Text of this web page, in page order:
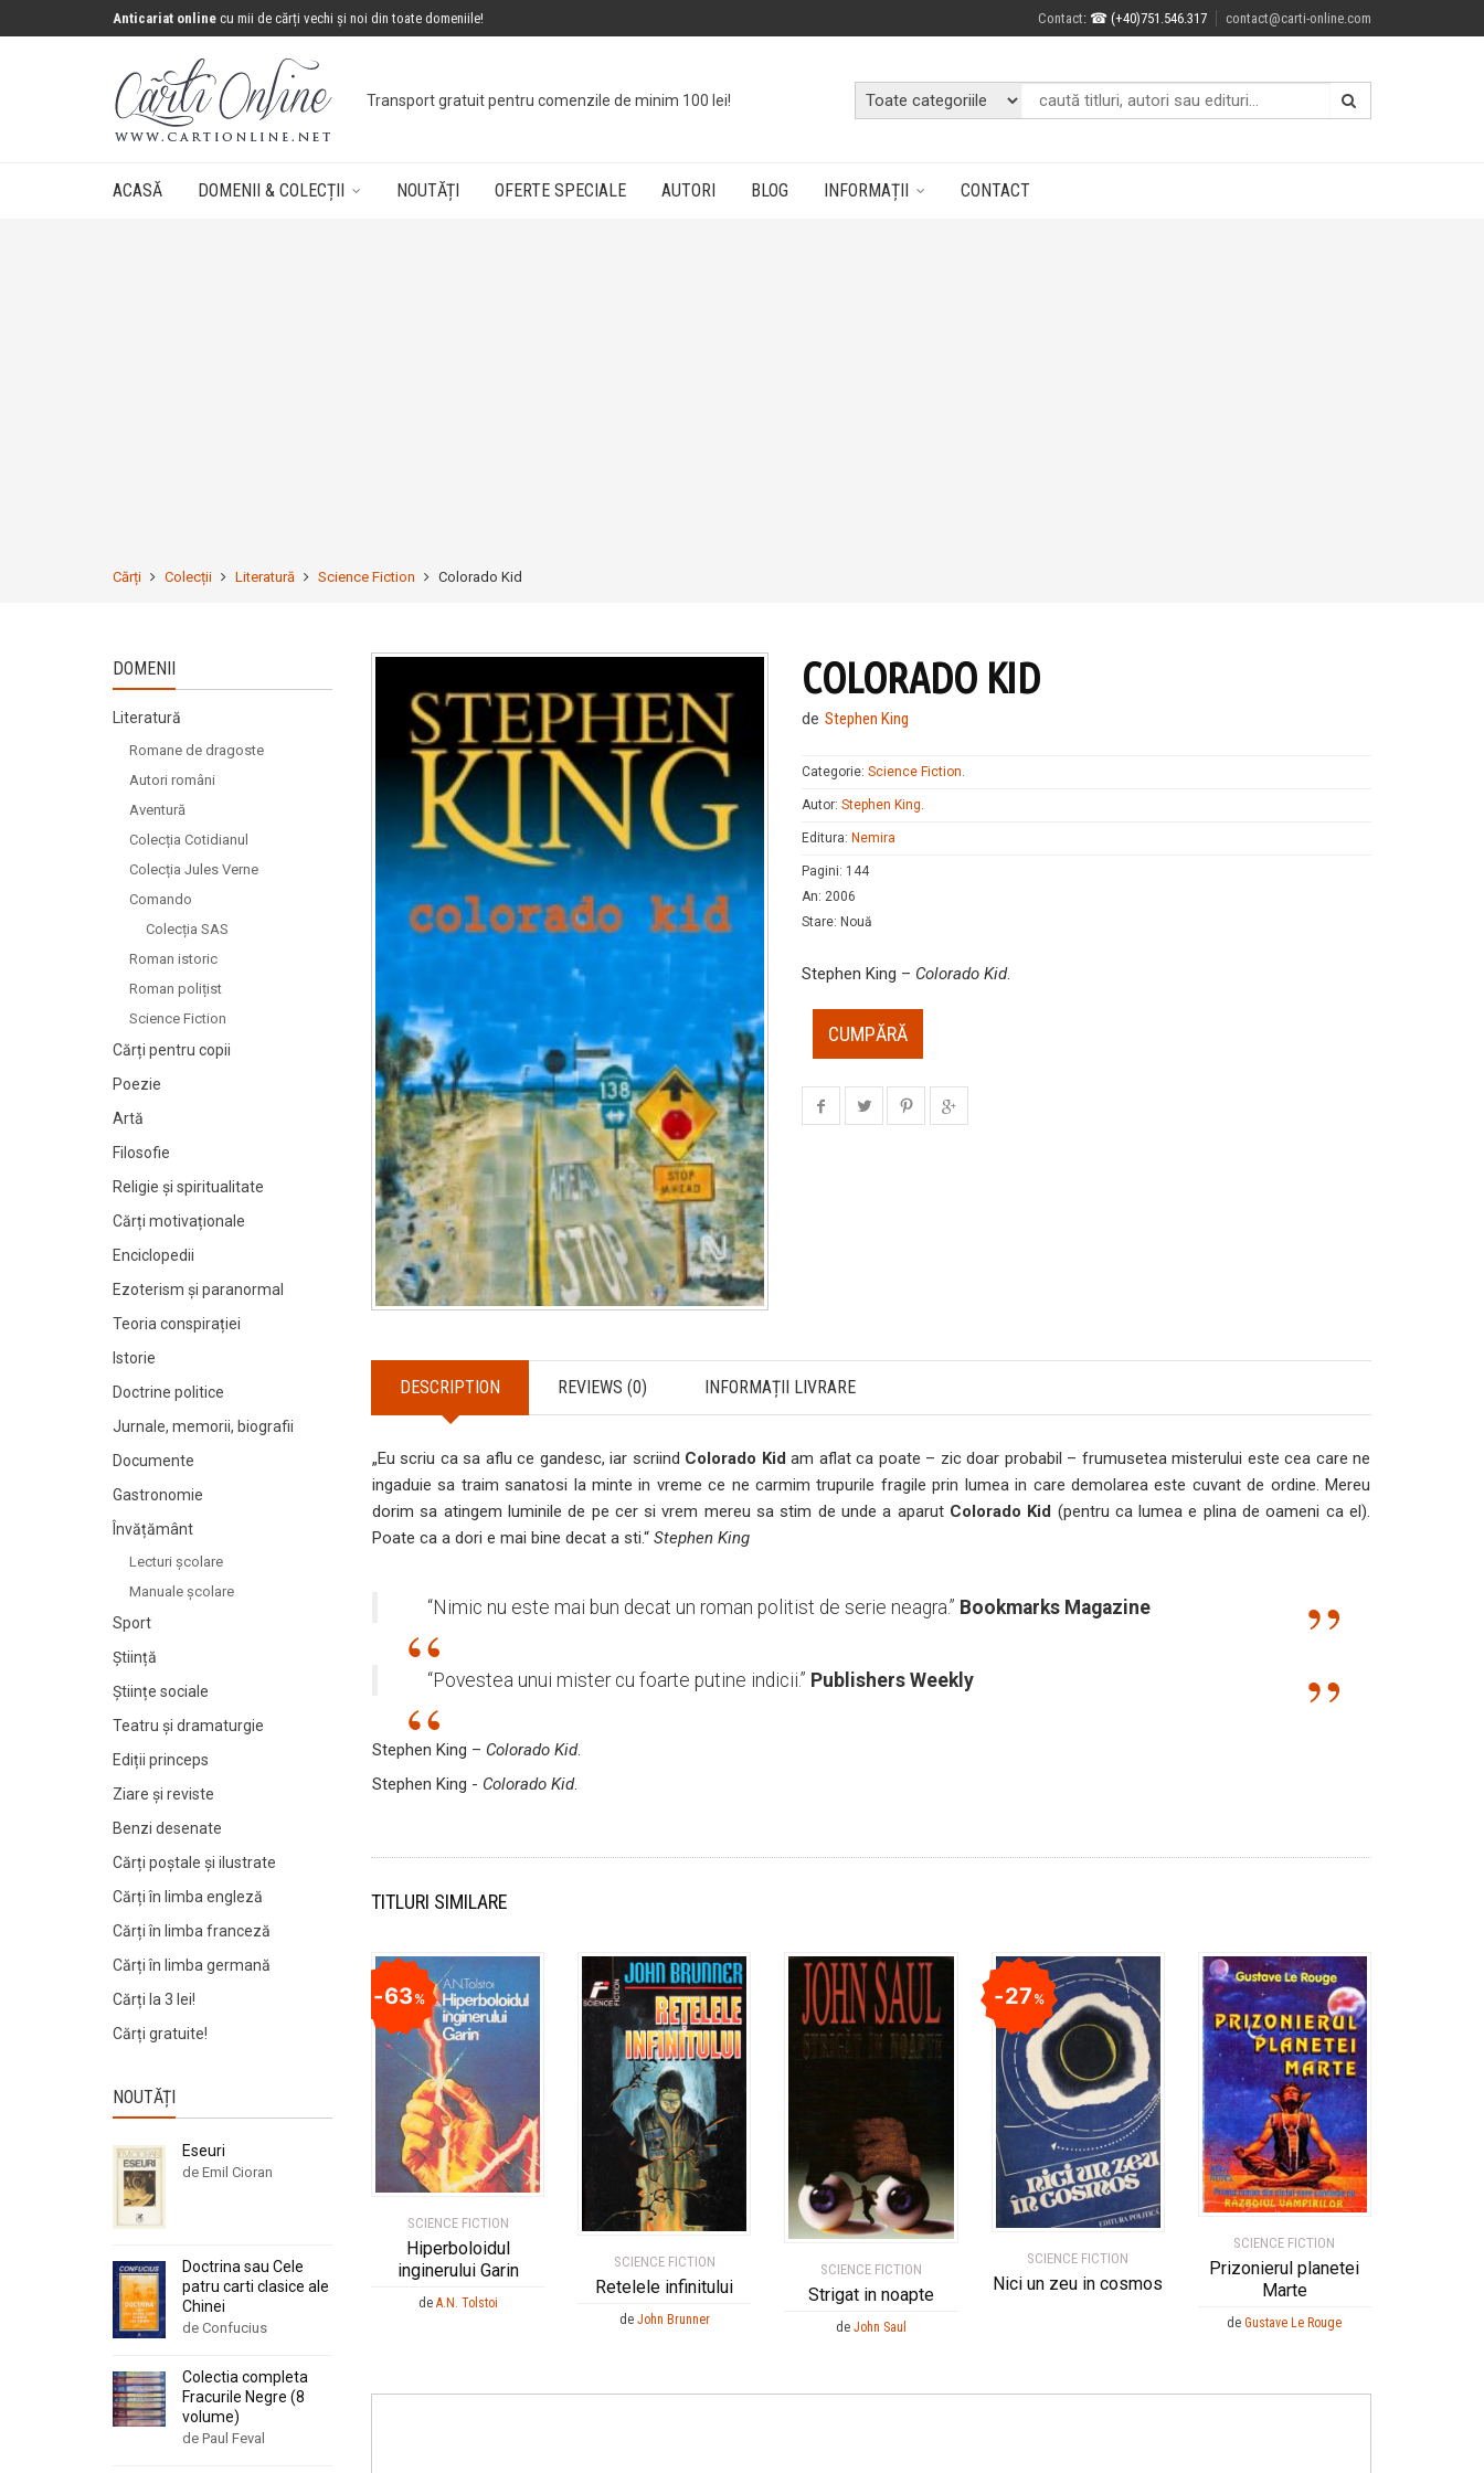
Anticariat online cu mii de cărți vechi și noi din toate domeniile! Contact: ☎ (+40)751.546.317 contact@carti-online.com
Concurs: câștigă ocutie cu cărțidând doar un click!
ACASĂ DOMENII & COLECȚII NOUTĂȚI OFERTE SPECIALE AUTORI BLOG INFORMAȚII CONTACT
Cărți Colecții Literatură Science Fiction Colorado Kid
COLORADO KID
de Stephen King
Categorie: Science Fiction.
Autor: Stephen King.
Editura: Nemira
Pagini: 144
An: 2006
Stare: Nouă
Stephen King – Colorado Kid.
CUMPĂRĂ
DESCRIPTION REVIEWS (0) INFORMAȚII LIVRARE
„Eu scriu ca sa aflu ce gandesc, iar scriind Colorado Kid am aflat ca poate – zic doar probabil – frumusetea misterului este cea care ne
ingaduie sa traim sanatosi la minte in vreme ce ne carmim trupurile fragile prin lumea in care demolarea este cuvant de ordine. Mereu
dorim sa atingem luminile de pe cer si vrem mereu sa stim de unde a aparut Colorado Kid (pentru ca lumea e plina de oameni ca el).
Poate ca a dori e mai bine decat a sti.“ Stephen King
“Nimic nu este mai bun decat un roman politist de serie neagra.” Bookmarks Magazine
“Povestea unui mister cu foarte putine indicii.” Publishers Weekly
Stephen King – Colorado Kid.
Stephen King - Colorado Kid.
TITLURI SIMILARE
SCIENCE FICTION
Hiperboloidul
inginerului Garin
63%
de A.N. Tolstoi
SCIENCE FICTION
Retelele infinitului
de John Brunner
SCIENCE FICTION
Strigat in noapte
de John Saul
SCIENCE FICTION
Nici un zeu in cosmos
27%
SCIENCE FICTION
Prizonierul planetei
Marte
deGustave Le Rouge
DOMENII
Literatură
Romane de dragoste
Autori români
Aventură
Colecția Cotidianul
Colecția Jules Verne
Comando
Colecția SAS
Roman istoric
Roman polițist
Science Fiction
Cărți pentru copii
Poezie
Artă
Filosofie
Religie și spiritualitate
Cărți motivaționale
Enciclopedii
Ezoterism și paranormal
Teoria conspirației
Istorie
Doctrine politice
Jurnale, memorii, biografii
Documente
Gastronomie
Învățământ
Lecturi şcolare
Manuale şcolare
Sport
Știință
Științe sociale
Teatru și dramaturgie
Ediții princeps
Ziare şi reviste
Benzi desenate
Cărți poștale și ilustrate
Cărți în limba engleză
Cărți în limba franceză
Cărți în limba germană
Cărți la 3 lei!
Cărți gratuite!
NOUTĂȚI
Eseuri
de Emil Cioran
Doctrina sau Cele
patru carti clasice ale
Chinei
de Confucius
Colectia completa
Fracurile Negre (8
volume)
de Paul Feval